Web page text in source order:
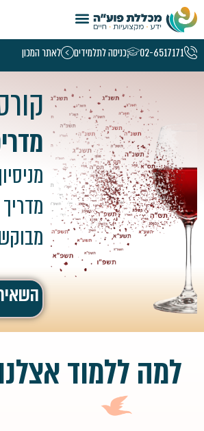
02-6517171 כניסה לתלמידים לאתר המכון
למה ללמוד